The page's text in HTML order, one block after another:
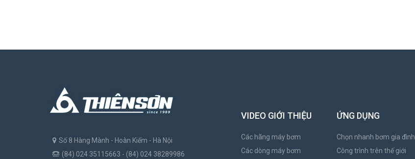
Số 8 Hàng Mành - Hoàn Kiếm - Hà Nội
(84) 024 35115663 - (84) 024 38289986
VIDEO GIỚI THIỆU
Các hãng máy bơm
Các dòng máy bơm
ỨNG DỤNG
Chọn nhanh bơm gia đình
Công trình trên thế giới